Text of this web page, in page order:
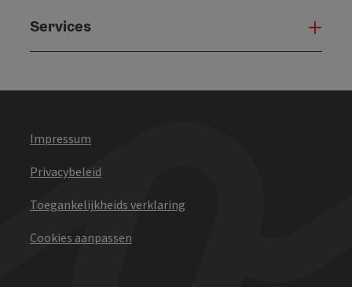
Services
Impressum
Privacybeleid
Toegankelijkheids verklaring
Cookies aanpassen